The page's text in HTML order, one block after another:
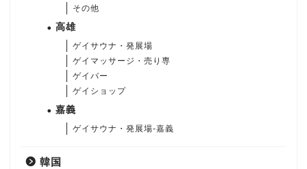
その他
高雄
ゲイサウナ・発展場
ゲイマッサージ・売り専
ゲイバー
ゲイショップ
嘉義
ゲイサウナ・発展場-嘉義
韓国